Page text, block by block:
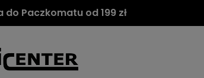
Paczkomatu od 199 zł